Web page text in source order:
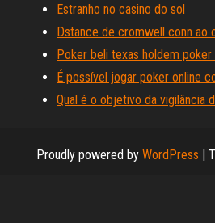
Estranho no casino do sol
Dstance de cromwell conn ao
Poker beli texas holdem poker
É possível jogar poker online
Qual é o objetivo da vigilância
Proudly powered by WordPress |